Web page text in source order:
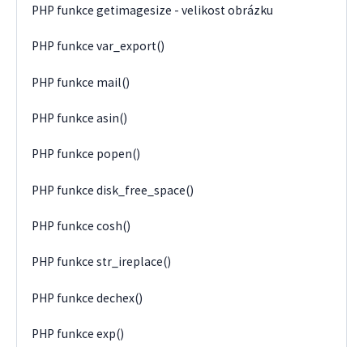
PHP funkce getimagesize - velikost obrázku
PHP funkce var_export()
PHP funkce mail()
PHP funkce asin()
PHP funkce popen()
PHP funkce disk_free_space()
PHP funkce cosh()
PHP funkce str_ireplace()
PHP funkce dechex()
PHP funkce exp()